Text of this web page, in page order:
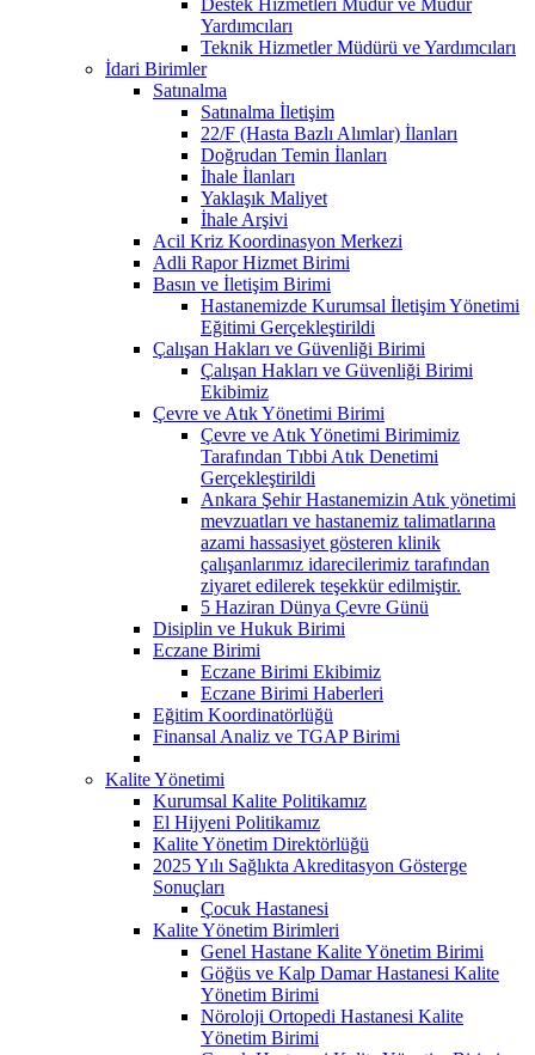
Yardımcıları
Teknik Hizmetler Müdürü ve Yardımcıları
İdari Birimler
Satınalma
Satınalma İletişim
22/F (Hasta Bazlı Alımlar) İlanları
Doğrudan Temin İlanları
İhale İlanları
Yaklaşık Maliyet
İhale Arşivi
Acil Kriz Koordinasyon Merkezi
Adli Rapor Hizmet Birimi
Basın ve İletişim Birimi
Hastanemizde Kurumsal İletişim Yönetimi
Eğitimi Gerçekleştirildi
Çalışan Hakları ve Güvenliği Birimi
Çalışan Hakları ve Güvenliği Birimi
Ekibimiz
Çevre ve Atık Yönetimi Birimi
Çevre ve Atık Yönetimi Birimimiz
Tarafından Tıbbi Atık Denetimi
Gerçekleştirildi
Ankara Şehir Hastanemizin Atık yönetimi
mevzuatları ve hastanemiz talimatlarına
azami hassasiyet gösteren klinik
çalışanlarımız idarecilerimiz tarafından
ziyaret edilerek teşekkür edilmiştir.
5 Haziran Dünya Çevre Günü
Disiplin ve Hukuk Birimi
Eczane Birimi
Eczane Birimi Ekibimiz
Eczane Birimi Haberleri
Eğitim Koordinatörlüğü
Finansal Analiz ve TGAP Birimi
Kalite Yönetimi
Kurumsal Kalite Politikamız
El Hijyeni Politikamız
Kalite Yönetim Direktörlüğü
2025 Yılı Sağlıkta Akreditasyon Gösterge
Sonuçları
Çocuk Hastanesi
Kalite Yönetim Birimleri
Genel Hastane Kalite Yönetim Birimi
Göğüs ve Kalp Damar Hastanesi Kalite
Yönetim Birimi
Nöroloji Ortopedi Hastanesi Kalite
Yönetim Birimi